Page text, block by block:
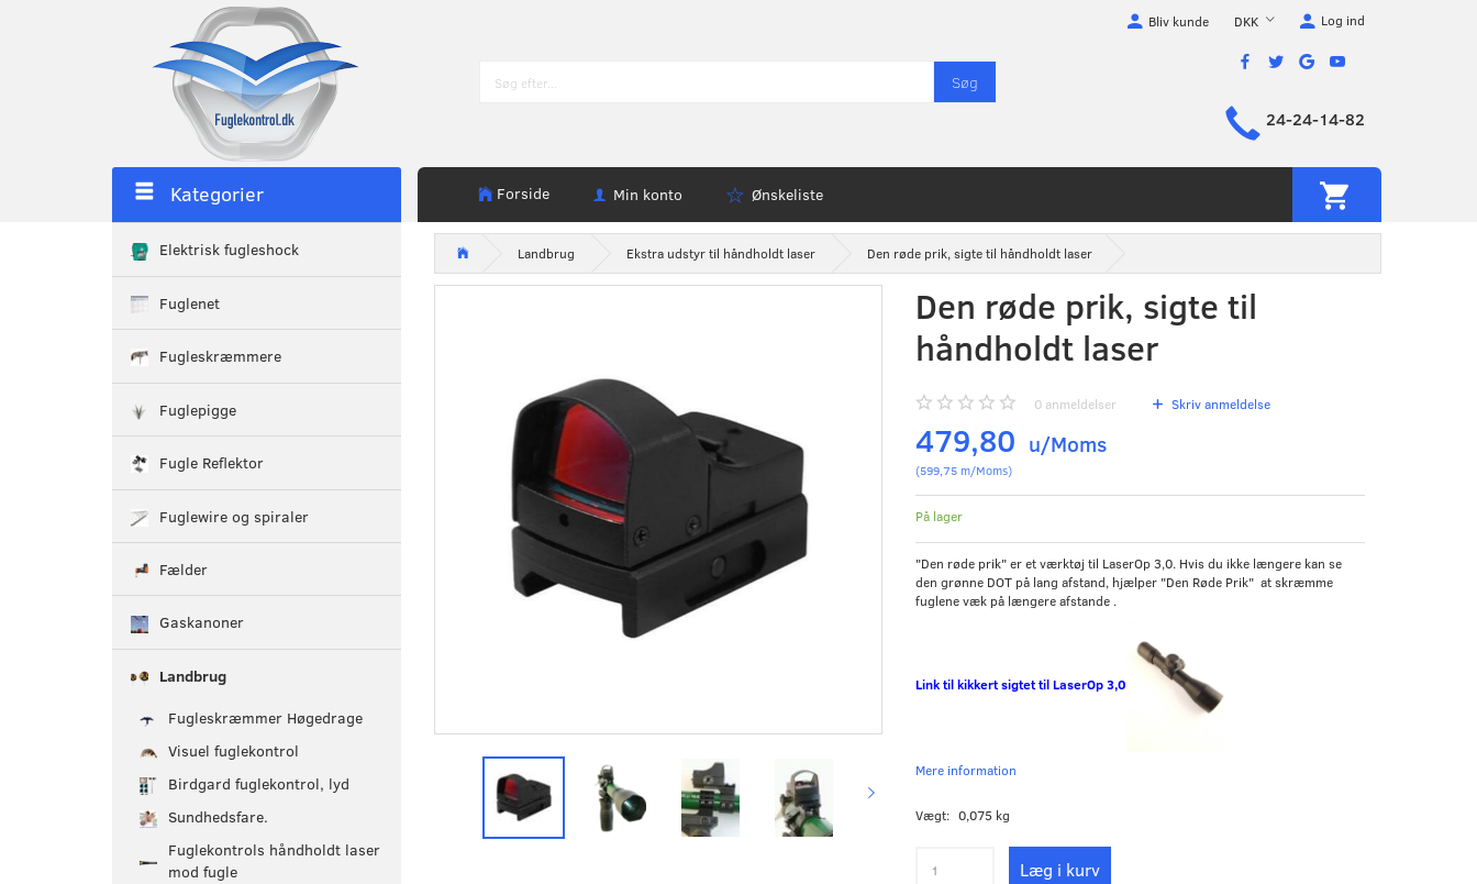
Søg
Log ind
DKK
Bliv kunde
24-24-14-82
Forside Min konto Ønskeliste
Kategorier
Elektrisk fugleshock
Fuglenet
Fugleskræmmere
Fuglepigge
Fugle Reflektor
Fuglewire og spiraler
Fælder
Gaskanoner
Landbrug
Fugleskræmmer Høgedrage
Visuel fuglekontrol
Birdgard fuglekontrol, lyd
Sundhedsfare.
Fuglekontrols håndholdt laser
mod fugle
Landbrug Ekstra udstyr til håndholdt laser Den røde prik, sigte til håndholdt laser
Den røde prik, sigte til
håndholdt laser
0 anmeldelser Skriv anmeldelse
479,80 u/Moms
(599,75 m/Moms)
På lager
"Den røde prik" er et værktøj til LaserOp 3,0. Hvis du ikke længere kan se
den grønne DOT på lang afstand, hjælper "Den Røde Prik" at skræmme
fuglene væk på længere afstande .
Link til kikkert sigtet til LaserOp 3,0
Mere information
Vægt: 0,075 kg
Læg i kurv